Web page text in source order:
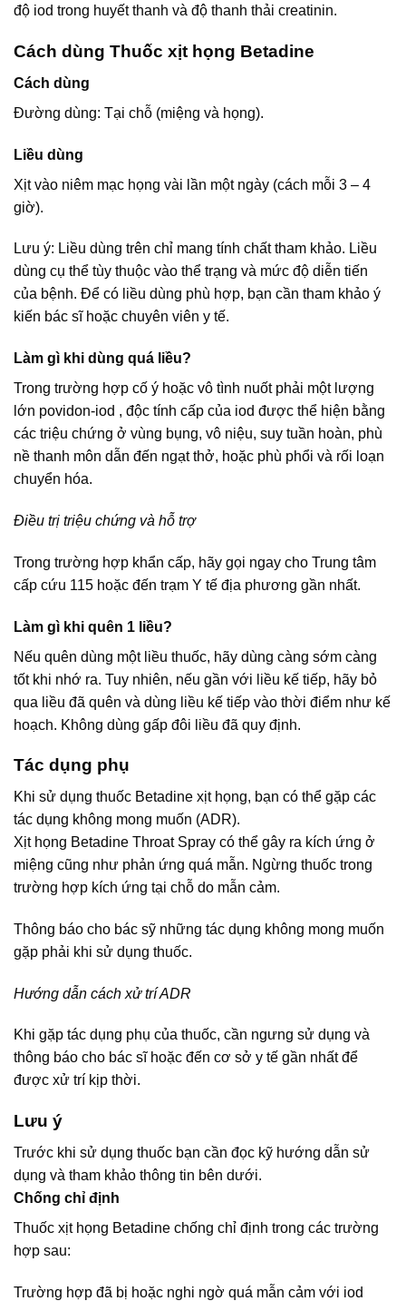
độ iod trong huyết thanh và độ thanh thải creatinin.
Cách dùng Thuốc xịt họng Betadine
Cách dùng
Đường dùng: Tại chỗ (miệng và họng).
Liều dùng
Xịt vào niêm mạc họng vài lần một ngày (cách mỗi 3 – 4
giờ).
Lưu ý: Liều dùng trên chỉ mang tính chất tham khảo. Liều
dùng cụ thể tùy thuộc vào thể trạng và mức độ diễn tiến
của bệnh. Để có liều dùng phù hợp, bạn cần tham khảo ý
kiến bác sĩ hoặc chuyên viên y tế.
Làm gì khi dùng quá liều?
Trong trường hợp cố ý hoặc vô tình nuốt phải một lượng
lớn povidon-iod , độc tính cấp của iod được thể hiện bằng
các triệu chứng ở vùng bụng, vô niệu, suy tuần hoàn, phù
nề thanh môn dẫn đến ngạt thở, hoặc phù phổi và rối loạn
chuyển hóa.
Điều trị triệu chứng và hỗ trợ
Trong trường hợp khẩn cấp, hãy gọi ngay cho Trung tâm
cấp cứu 115 hoặc đến trạm Y tế địa phương gần nhất.
Làm gì khi quên 1 liều?
Nếu quên dùng một liều thuốc, hãy dùng càng sớm càng
tốt khi nhớ ra. Tuy nhiên, nếu gần với liều kế tiếp, hãy bỏ
qua liều đã quên và dùng liều kế tiếp vào thời điểm như kế
hoạch. Không dùng gấp đôi liều đã quy định.
Tác dụng phụ
Khi sử dụng thuốc Betadine xịt họng, bạn có thể gặp các
tác dụng không mong muốn (ADR).
Xịt họng Betadine Throat Spray có thể gây ra kích ứng ở
miệng cũng như phản ứng quá mẫn. Ngừng thuốc trong
trường hợp kích ứng tại chỗ do mẫn cảm.
Thông báo cho bác sỹ những tác dụng không mong muốn
gặp phải khi sử dụng thuốc.
Hướng dẫn cách xử trí ADR
Khi gặp tác dụng phụ của thuốc, cần ngưng sử dụng và
thông báo cho bác sĩ hoặc đến cơ sở y tế gần nhất để
được xử trí kịp thời.
Lưu ý
Trước khi sử dụng thuốc bạn cần đọc kỹ hướng dẫn sử
dụng và tham khảo thông tin bên dưới.
Chống chỉ định
Thuốc xịt họng Betadine chống chỉ định trong các trường
hợp sau:
Trường hợp đã bị hoặc nghi ngờ quá mẫn cảm với iod